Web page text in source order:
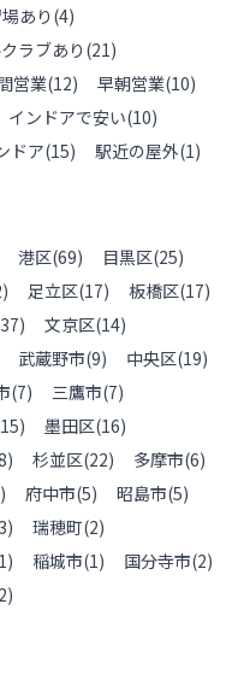
あり(4)
ラブあり(21)
営業(12) 早朝営業(10)
インドアで安い(10)
ドア(15) 駅近の屋外(1)
港区(69) 目黒区(25)
) 足立区(17) 板橋区(17)
37) 文京区(14)
武蔵野市(9) 中央区(19)
(7) 三鷹市(7)
15) 墨田区(16)
) 杉並区(22) 多摩市(6)
) 府中市(5) 昭島市(5)
3) 瑞穂町(2)
1) 稲城市(1) 国分寺市(2)
2)